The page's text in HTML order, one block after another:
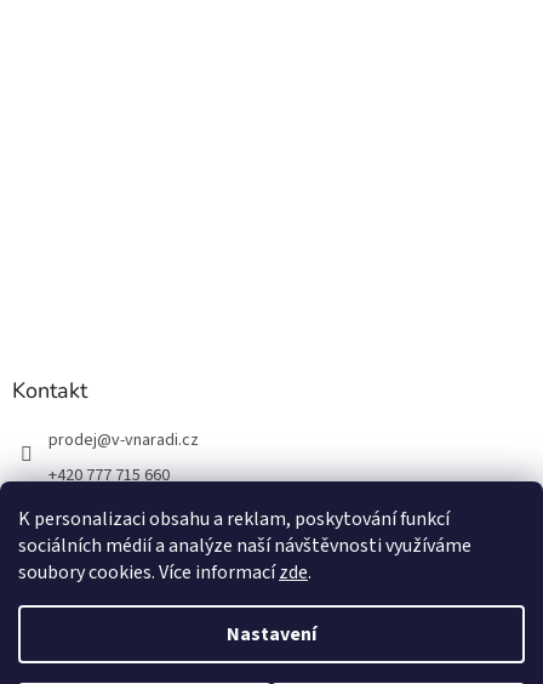
K personalizaci obsahu a reklam, poskytování funkcí
sociálních médií a analýze naší návštěvnosti využíváme
soubory cookies. Více informacízde.
Nastavení
Kontakt
prodej@v-vnaradi.cz
+420 777 715 660